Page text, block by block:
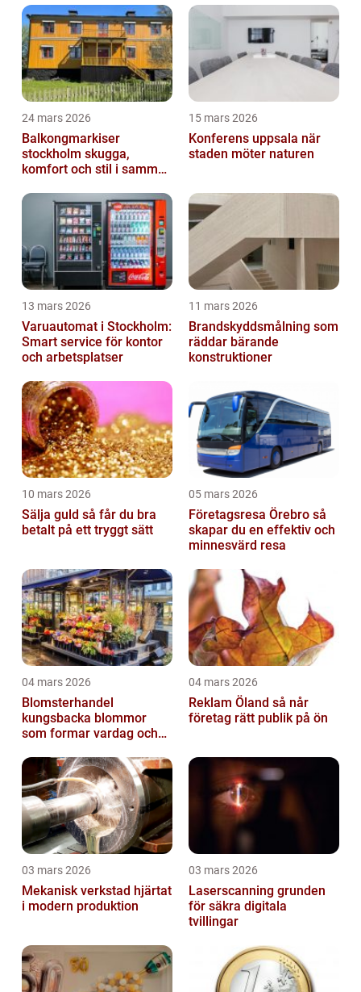
24 mars 2026
Balkongmarkiser
stockholm skugga,
komfort och stil i samma
15 mars 2026
Konferens uppsala när
staden möter naturen
13 mars 2026
Varuautomat i Stockholm:
Smart service för kontor
och arbetsplatser
11 mars 2026
Brandskyddsmålning som
räddar bärande
konstruktioner
10 mars 2026
Sälja guld så får du bra
betalt på ett tryggt sätt
05 mars 2026
Företagsresa Örebro så
skapar du en effektiv och
minnesvärd resa
04 mars 2026
Blomsterhandel
kungsbacka blommor
som formar vardag och
04 mars 2026
Reklam Öland så når
företag rätt publik på ön
03 mars 2026
Mekanisk verkstad hjärtat
i modern produktion
03 mars 2026
Laserscanning grunden
för säkra digitala
tvillingar